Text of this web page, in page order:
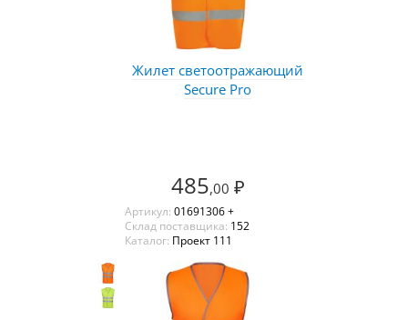
Жилет светоотражающий
Secure Pro
485,00 ₽
Артикул: 01691306 +
Склад поставщика: 152
Каталог: Проект 111